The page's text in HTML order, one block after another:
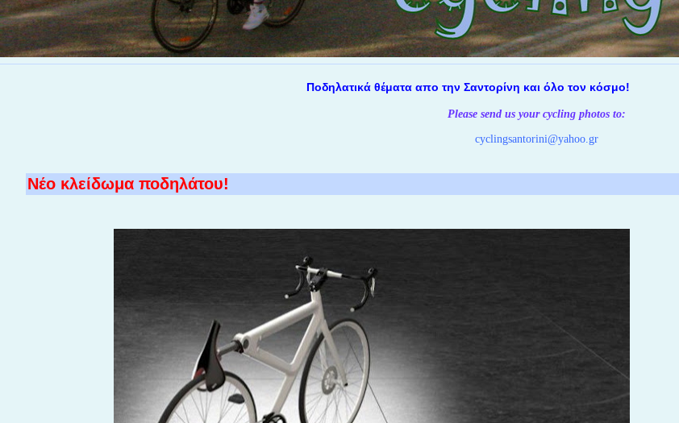
Ποδηλατικά θέματα απο την Σαντορίνη και όλο τον κόσμο!
Please send us your cycling photos to:
cyclingsantorini@yahoo.gr
Νέο κλείδωμα ποδηλάτου!